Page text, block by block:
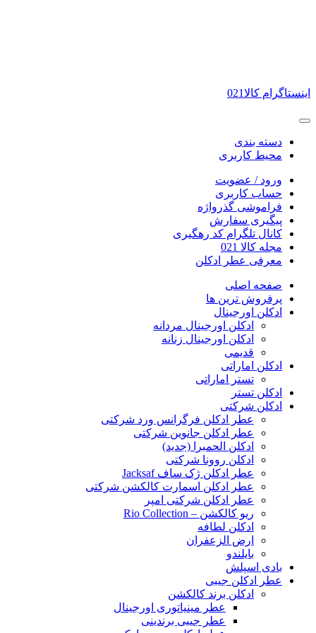
اینستاگرام کالا021
دسته بندی
محیط کاربری
ورود / عضویت
حساب کاربری
فراموشی گذرواژه
پیگیری سفارش
کانال تلگرام کد رهگیری
مجله کالا 021
معرفی عطر ادکلن
صفحه اصلی
پرفروش ترین ها
ادکلن اورجینال
ادکلن اورجینال مردانه
ادکلن اورجینال زنانه
قدیمی
ادکلن اماراتی
تستر اماراتی
ادکلن تستر
ادکلن شرکتی
عطر ادکلن فرگرانس ورد شرکتی
عطر ادکلن جانوین شرکتی
ادکلن الحمبرا (جدید)
ادکلن روونا شرکتی
عطر ادکلن ژک‌ ساف Jacksaf
عطر ادکلن اسمارت کالکشن شرکتی
عطر ادکلن شرکتی امپر
ریو کالکشن – Rio Collection
ادکلن لطافه
ارض الزعفران
بایلندو
بادی اسپلش
عطر ادکلن جیبی
ادکلن برند کالکشن
عطر مینیاتوری اورجینال
عطر جیبی برندینی